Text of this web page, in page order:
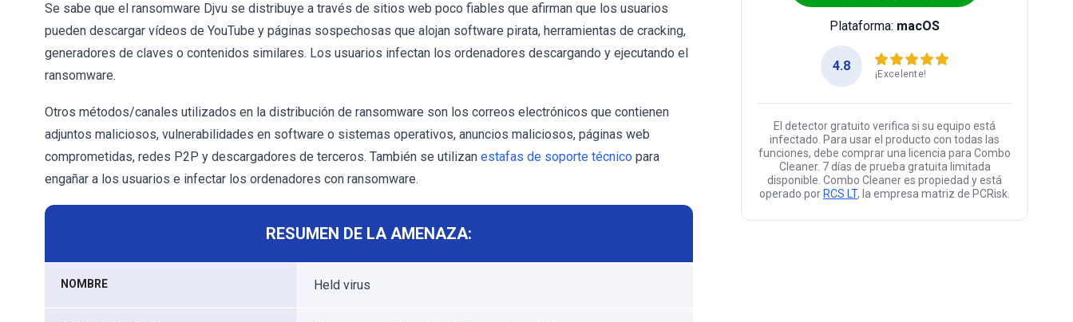
Se sabe que el ransomware Djvu se distribuye a través de sitios web poco fiables que afirman que los usuarios
pueden descargar vídeos de YouTube y páginas sospechosas que alojan software pirata, herramientas de cracking,
generadores de claves o contenidos similares. Los usuarios infectan los ordenadores descargando y ejecutando el
ransomware.
Otros métodos/canales utilizados en la distribución de ransomware son los correos electrónicos que contienen
adjuntos maliciosos, vulnerabilidades en software o sistemas operativos, anuncios maliciosos, páginas web
comprometidas, redes P2P y descargadores de terceros. También se utilizan estafas de soporte técnico para
engañar a los usuarios e infectar los ordenadores con ransomware.
RESUMEN DE LA AMENAZA:
NOMBRE Held virus
Plataforma: macOS
4.8
¡Excelente!
El detector gratuito verifica si su equipo está
infectado. Para usar el producto con todas las
funciones, debe comprar una licencia para Combo
Cleaner. 7 días de prueba gratuita limitada
disponible. Combo Cleaner es propiedad y está
operado por RCS LT, la empresa matriz de PCRisk.